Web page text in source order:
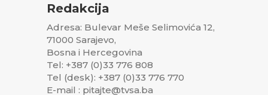
Redakcija
Adresa: Bulevar Meše Selimovića 12,
71000 Sarajevo,
Bosna i Hercegovina
Tel: +387 (0)33 776 808
Tel (desk): +387 (0)33 776 770
E-mail : pitajte@tvsa.ba